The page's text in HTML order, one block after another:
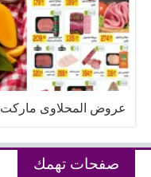
عروض المحلاوى ماركت 8 – 25 أغسطس 2026
صفحات تهمك